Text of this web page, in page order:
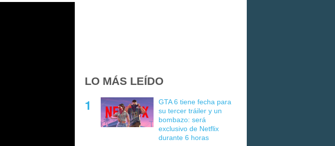
LO MÁS LEÍDO
GTA 6 tiene fecha para
su tercer tráiler y un
bombazo: será
exclusivo de Netflix
durante 6 horas